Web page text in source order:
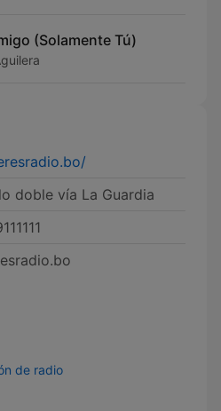
(Solamente Tú)
doble vía La Guardia
de radio